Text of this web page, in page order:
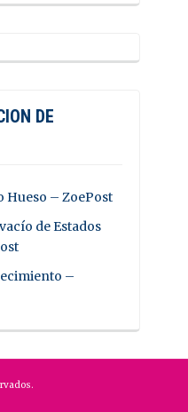
DE
Hueso – ZoePost
de Estados
–